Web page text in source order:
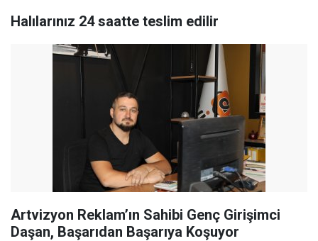
Halılarınız 24 saatte teslim edilir
Artvizyon Reklam’ın Sahibi Genç Girişimci
Daşan, Başarıdan Başarıya Koşuyor